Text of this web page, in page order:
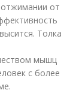
отжимании от
Толка
мышц
с более